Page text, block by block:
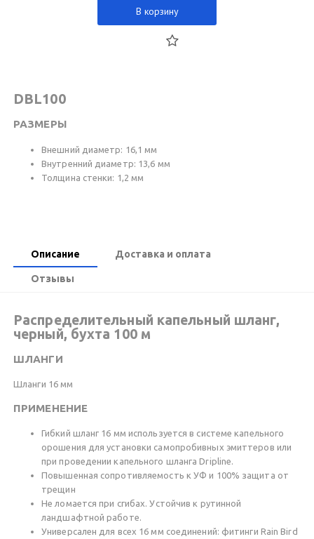
В корзину
DBL100
РАЗМЕРЫ
Внешний диаметр: 16,1 мм
Внутренний диаметр: 13,6 мм
Толщина стенки: 1,2 мм
Описание Доставка и оплата
Отзывы
Распределительный капельный шланг,
черный, бухта 100 м
ШЛАНГИ
Шланги 16 мм
ПРИМЕНЕНИЕ
Гибкий шланг 16 мм используется в системе капельного
орошения для установки самопробивных эмиттеров или
при проведении капельного шланга Dripline.
Повышенная сопротивляемость к УФ и 100% защита от
трещин
Не ломается при сгибах. Устойчив к рутинной
ландшафтной работе.
Универсален для всех 16 мм соединений: фитинги Rain Bird